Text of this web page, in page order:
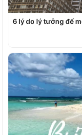
6 lý do lý tưởng để